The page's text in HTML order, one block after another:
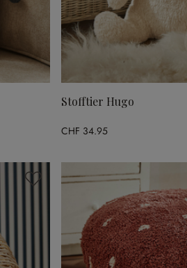
Stofftier Hugo
CHF 34.95